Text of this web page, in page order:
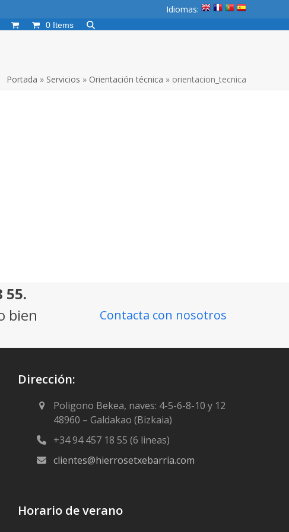
Idiomas:
0 Items
Portada » Servicios » Orientación técnica » orientacion_tecnica
55.
bien
Contacta con nosotros
Dirección:
Poligono Bekea, naves: 4-5-6-8-10 y 12
48960 – Galdakao (Bizkaia)
+34 94 457 18 55 (6 lineas)
clientes@hierrosetxebarria.com
Horario de verano